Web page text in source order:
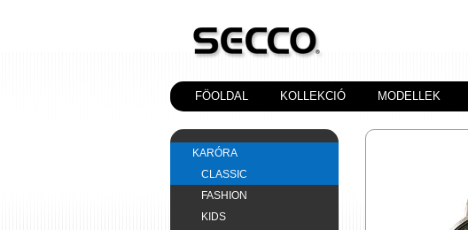
FÖOLDAL KOLLEKCIÓ MODELLEK
KARÓRA
CLASSIC
FASHION
KIDS